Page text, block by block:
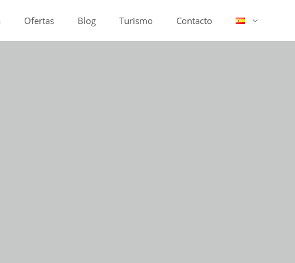
Ofertas Blog Turismo Contacto